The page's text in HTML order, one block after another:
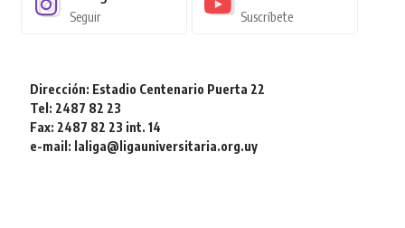
Seguir Suscríbete
Dirección: Estadio Centenario Puerta 22
Tel: 2487 82 23
Fax: 2487 82 23 int. 14
e-mail: laliga@ligauniversitaria.org.uy